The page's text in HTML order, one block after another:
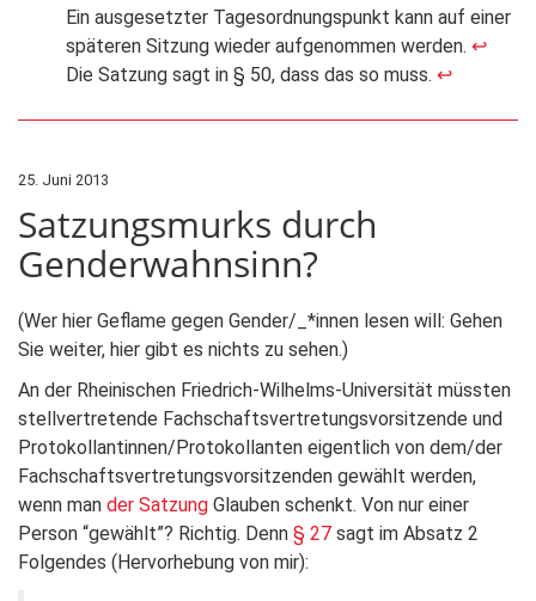
Ein ausgesetzter Tagesordnungspunkt kann auf einer
späteren Sitzung wieder aufgenommen werden. ↩
Die Satzung sagt in § 50, dass das so muss. ↩
25. Juni 2013
Satzungsmurks durch
Genderwahnsinn?
(Wer hier Geflame gegen Gender/_*innen lesen will: Gehen
Sie weiter, hier gibt es nichts zu sehen.)
An der Rheinischen Friedrich-Wilhelms-Universität müssten
stellvertretende Fachschaftsvertretungsvorsitzende und
Protokollantinnen/Protokollanten eigentlich von dem/der
Fachschaftsvertretungsvorsitzenden gewählt werden,
wenn man der Satzung Glauben schenkt. Von nur einer
Person “gewählt”? Richtig. Denn § 27 sagt im Absatz 2
Folgendes (Hervorhebung von mir):